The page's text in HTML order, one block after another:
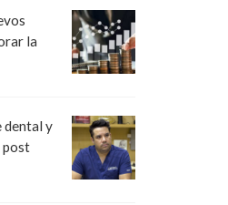
la
dental y
post